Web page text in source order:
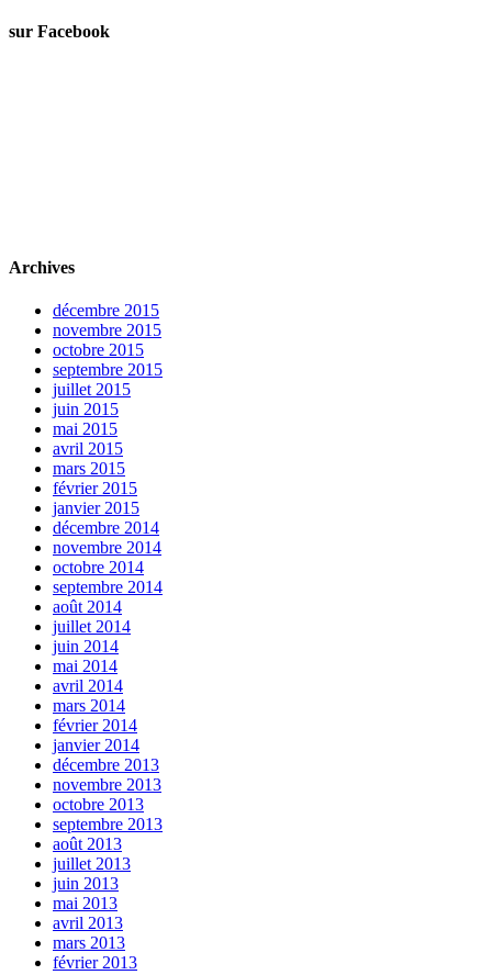
sur Facebook
Archives
décembre 2015
novembre 2015
octobre 2015
septembre 2015
juillet 2015
juin 2015
mai 2015
avril 2015
mars 2015
février 2015
janvier 2015
décembre 2014
novembre 2014
octobre 2014
septembre 2014
août 2014
juillet 2014
juin 2014
mai 2014
avril 2014
mars 2014
février 2014
janvier 2014
décembre 2013
novembre 2013
octobre 2013
septembre 2013
août 2013
juillet 2013
juin 2013
mai 2013
avril 2013
mars 2013
février 2013